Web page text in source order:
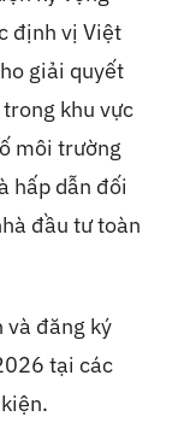
định vị Việt
giải quyết
khu vực
môi trường
hấp dẫn đối
đầu tư toàn
và đăng ký
tại các